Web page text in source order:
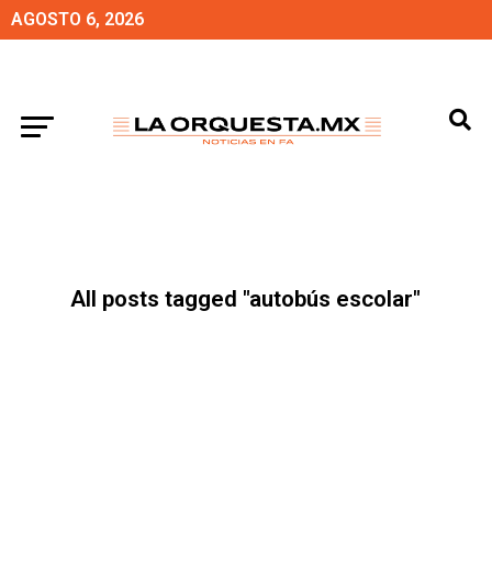
AGOSTO 6, 2026
All posts tagged "autobús escolar"